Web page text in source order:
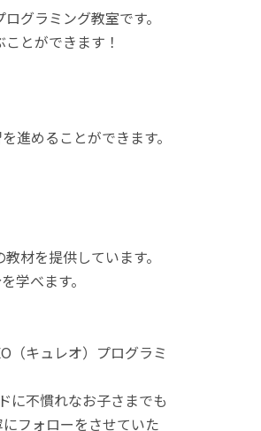
グラミング教室です。
とができます！
進めることができます。
材を提供しています。
学べます。
（キュレオ）プログラミ
に不慣れなお子さまでも
フォローをさせていた